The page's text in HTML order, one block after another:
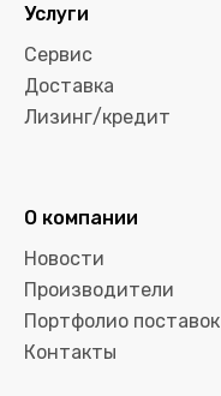
Услуги
Сервис
Доставка
Лизинг/кредит
О компании
Новости
Производители
Портфолио поставок
Контакты